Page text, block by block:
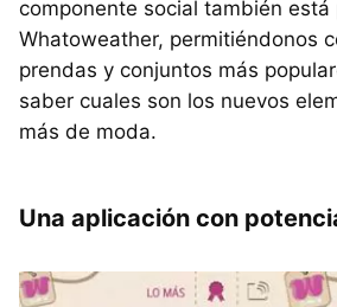
componente social también está
Whatoweather, permitiéndonos
prendas y conjuntos más
saber cuales son los nuevos
más de moda.
Una aplicación con